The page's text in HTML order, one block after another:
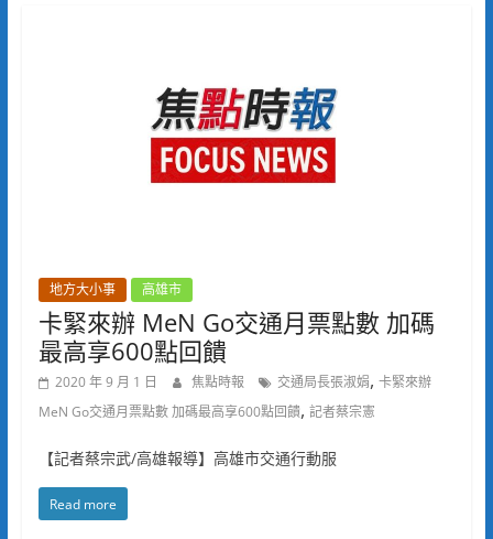
地方大小事 高雄市
卡緊來辦 MeN Go交通月票點數 加碼
最高享600點回饋
2020 年 9 月 1 日 焦點時報 交通局長張淑娟, 卡緊來辦
MeN Go交通月票點數 加碼最高享600點回饋, 記者蔡宗憲
【記者蔡宗武/高雄報導】高雄市交通行動服
Read more